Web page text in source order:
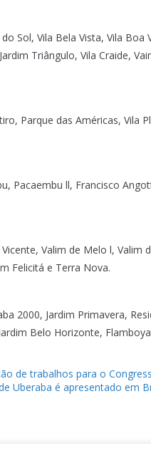
Sol, Vila Bela Vista, Vila
Triângulo, Vila Craide,
Parque das Américas, Vila
Pacaembu ll, Francisco
Valim de Melo l,
Felicitá e Terra Nova.
2000, Jardim Primavera,
Belo Horizonte,
de trabalhos para o
Uberaba é apresentado em